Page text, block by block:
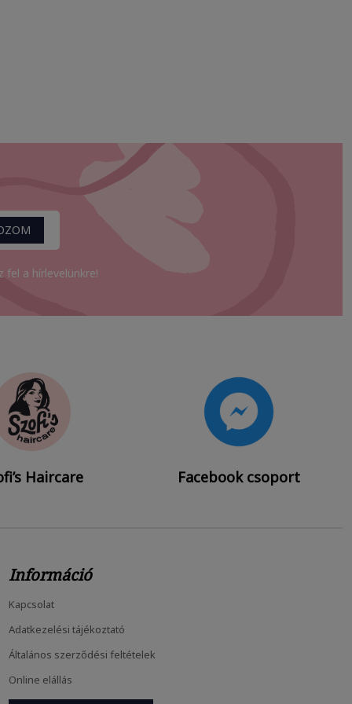
a hírlevelünkre!
Haircare Facebook csoport
Hajnövesztő Kihívás: 10 Hét, Amiben...
febr 24, 2026
Információ
Kapcsolat
Adatkezelési tájékoztató
Általános szerződési feltételek
Online elállás